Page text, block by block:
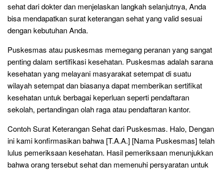
sehat dari dokter dan menjelaskan langkah selanjutnya, Anda
bisa mendapatkan surat keterangan sehat yang valid sesuai
dengan kebutuhan Anda.
Puskesmas atau puskesmas memegang peranan yang sangat
penting dalam sertifikasi kesehatan. Puskesmas adalah sarana
kesehatan yang melayani masyarakat setempat di suatu
wilayah setempat dan biasanya dapat memberikan sertifikat
kesehatan untuk berbagai keperluan seperti pendaftaran
sekolah, pertandingan olah raga atau pendaftaran kantor.
Contoh Surat Keterangan Sehat dari Puskesmas. Halo, Dengan
ini kami konfirmasikan bahwa [T.A.A.] [Nama Puskesmas] telah
lulus pemeriksaan kesehatan. Hasil pemeriksaan menunjukkan
bahwa orang tersebut sehat dan memenuhi persyaratan untuk